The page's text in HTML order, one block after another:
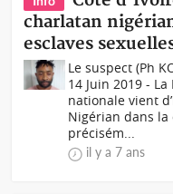
charlatan
esclaves
Le suspect (Ph
14 Juin 2019 -
nationale vient
Nigérian dans la
précisém...
il y a 7 ans